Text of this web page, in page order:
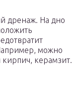
дренаж. На дно
можно
керамзит.